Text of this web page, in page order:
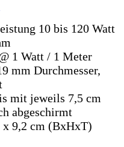
10 bis 120 Watt
1 Watt / 1 Meter
mm Durchmesser,
mit jeweils 7,5 cm
abgeschirmt
x 9,2 cm (BxHxT)